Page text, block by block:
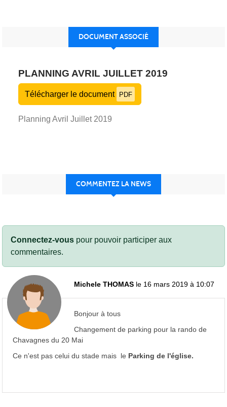
DOCUMENT ASSOCIÉ
PLANNING AVRIL JUILLET 2019
Télécharger le document PDF
Planning Avril Juillet 2019
COMMENTEZ LA NEWS
Connectez-vous pour pouvoir participer aux
commentaires.
Michele THOMAS le 16 mars 2019 à 10:07
Bonjour à tous
Changement de parking pour la rando de
Chavagnes du 20 Mai
Ce n'est pas celui du stade mais le Parking de l'église.